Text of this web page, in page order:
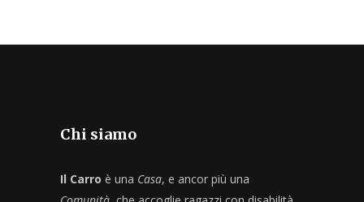
Chi siamo
Il Carro è una Casa, e ancor più una